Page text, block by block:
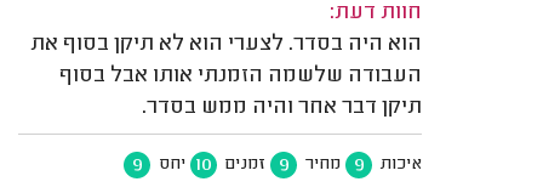
חוות דעת:
הוא היה בסדר. לצערי הוא לא תיקן בסוף את
העבודה שלשמה הזמנתי אותו אבל בסוף
תיקן דבר אחר והיה ממש בסדר.
איכות 9 מחיר 9 זמנים 10 יחס 9